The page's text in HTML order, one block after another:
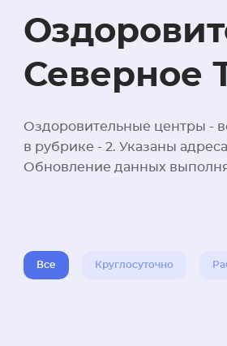
Северное
Оздоровительные центры -
в рубрике - 2. Указаны
Обновление данных
Все Круглосуточно